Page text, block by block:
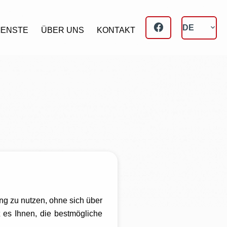
ÜBER UNS KONTAKT DE
zu nutzen, ohne sich über
Ihnen, die bestmögliche